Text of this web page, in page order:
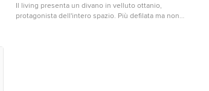
Il living presenta un divano in velluto ottanio,
protagonista dell'intero spazio. Più defilata ma non